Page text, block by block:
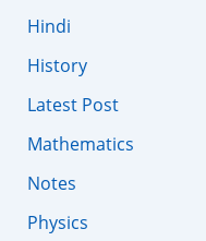
Hindi
History
Latest Post
Mathematics
Notes
Physics